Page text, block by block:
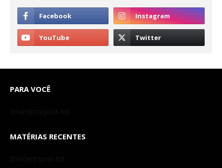
PARA VOCÊ
3/random/post-list
MATÉRIAS RECENTES
3/recent/post-list